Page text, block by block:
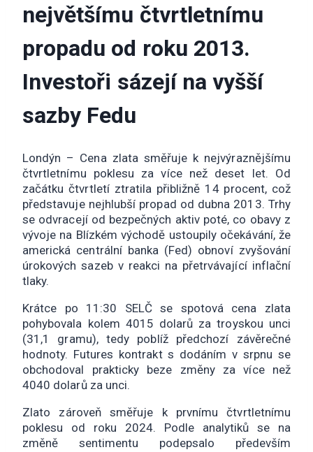
největšímu čtvrtletnímu
propadu od roku 2013.
Investoři sázejí na vyšší
sazby Fedu
Londýn – Cena zlata směřuje k nejvýraznějšímu
čtvrtletnímu poklesu za více než deset let. Od
začátku čtvrtletí ztratila přibližně 14 procent, což
představuje nejhlubší propad od dubna 2013. Trhy
se odvracejí od bezpečných aktiv poté, co obavy z
vývoje na Blízkém východě ustoupily očekávání, že
americká centrální banka (Fed) obnoví zvyšování
úrokových sazeb v reakci na přetrvávající inflační
tlaky.
Krátce po 11:30 SELČ se spotová cena zlata
pohybovala kolem 4015 dolarů za troyskou unci
(31,1 gramu), tedy poblíž předchozí závěrečné
hodnoty. Futures kontrakt s dodáním v srpnu se
obchodoval prakticky beze změny za více než
4040 dolarů za unci.
Zlato zároveň směřuje k prvnímu čtvrtletnímu
poklesu od roku 2024. Podle analytiků se na
změně sentimentu podepsalo především